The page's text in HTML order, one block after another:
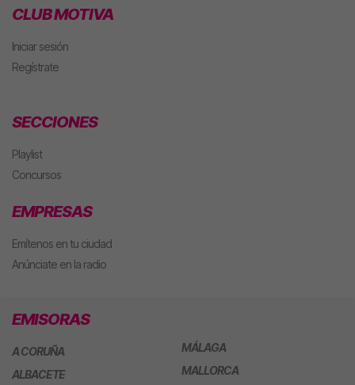
CLUB MOTIVA
Iniciar sesión
Regístrate
SECCIONES
Playlist
Concursos
EMPRESAS
Emítenos en tu ciudad
Anúnciate en la radio
EMISORAS
A CORUÑA
ALBACETE
MÁLAGA
MALLORCA